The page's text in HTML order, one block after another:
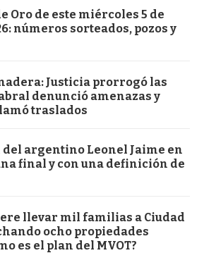
Oro de este miércoles 5 de
números sorteados, pozos y
Justicia prorrogó las
denunció amenazas y
traslados
argentino Leonel Jaime en
final y con una definición de
llevar mil familias a Ciudad
ocho propiedades
es el plan del MVOT?